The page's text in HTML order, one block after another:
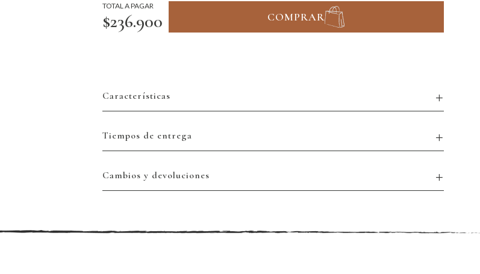
TOTAL A PAGAR
$236.900 COMPRAR
Características
Tiempos de entrega
Cambios y devoluciones